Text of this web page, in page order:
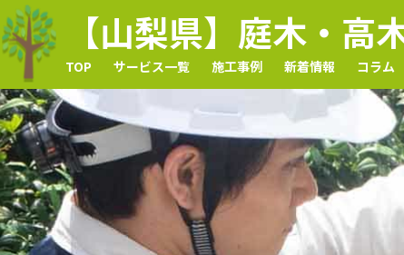
【山梨県】庭木・高
TOP サービス一覧 施工事例 新着情報 コラム